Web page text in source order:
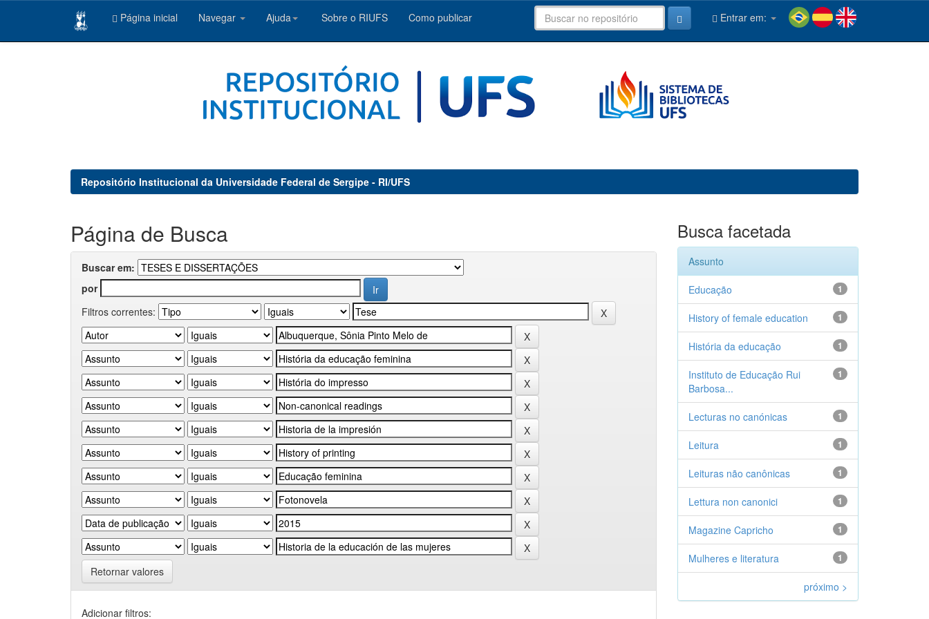
Página inicial Navegar Ajuda Sobre o RIUFS Como publicar Entrar em:
Repositório Institucional da Universidade Federal de Sergipe - RI/UFS
Página de Busca
Buscar em:
por
Filtros correntes:
Retornar valores
Adicionar filtros:
Busca facetada
Assunto
1
Educação
1
History of female education
1
História da educação
1
Instituto de Educação Rui
Barbosa...
1
Lecturas no canónicas
1
Leitura
1
Leituras não canônicas
1
Lettura non canonici
1
Magazine Capricho
1
Mulheres e literatura
próximo >